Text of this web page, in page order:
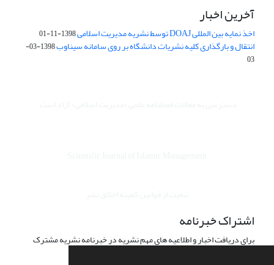
آخرین اخبار
اخذ نمایه بین المللی DOAJ توسط نشریه مدیریت اسلامی 1398-11-01
انتقال و بارگذاری کلیه نشریات دانشگاه بر روی سامانه سیناوب
1398-03-
03
اشتراک خبرنامه
برای دریافت اخبار و اطلاعیه های مهم نشریه در خبرنامه نشریه مشترک